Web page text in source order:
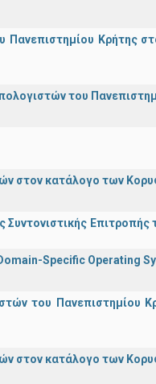
Κρήτης
του
στον κατάλογο των
Specific Operating
του Πανεπιστημίου
στον κατάλογο των